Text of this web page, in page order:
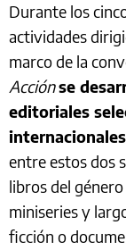
Durante los
actividades
marco de la
Acciónse
editoriales
internacionales
entre estos dos
libros del
miniseries y
ficción o